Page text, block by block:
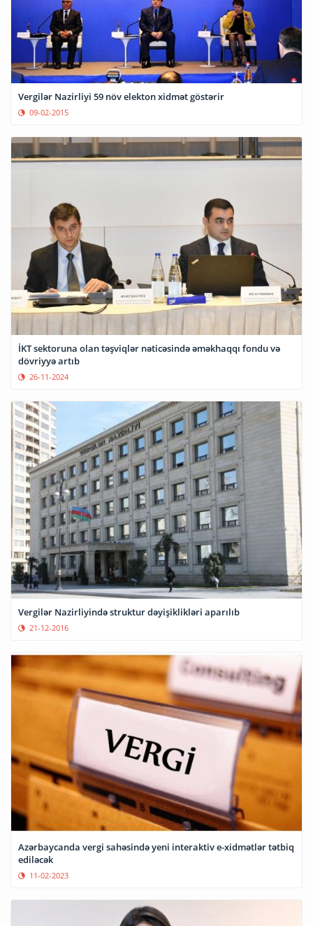
Vergilər Nazirliyi 59 növ elekton xidmət göstərir
09-02-2015
İKT sektoruna olan təşviqlər nəticəsində əməkhaqqı fondu və
dövriyyə artıb
26-11-2024
Vergilər Nazirliyində struktur dəyişiklikləri aparılıb
21-12-2016
Azərbaycanda vergi sahəsində yeni interaktiv e-xidmətlər tətbiq
ediləcək
11-02-2023